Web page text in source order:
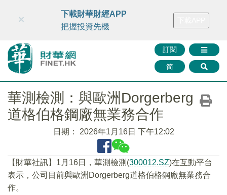
財華智庫網 FINTV FINMETA 財華證券 媒體矩陣
訂閱
简
×
下載財華財經APP
把握投資先機
華測檢測：與歐洲Dorgerberg
道格伯格鋼廠無業務合作
日期： 2026年1月16日 下午12:02
【財華社訊】1月16日，華測檢測(300012.SZ)在互動平台
表示，公司目前與歐洲Dorgerberg道格伯格鋼廠無業務合
作。